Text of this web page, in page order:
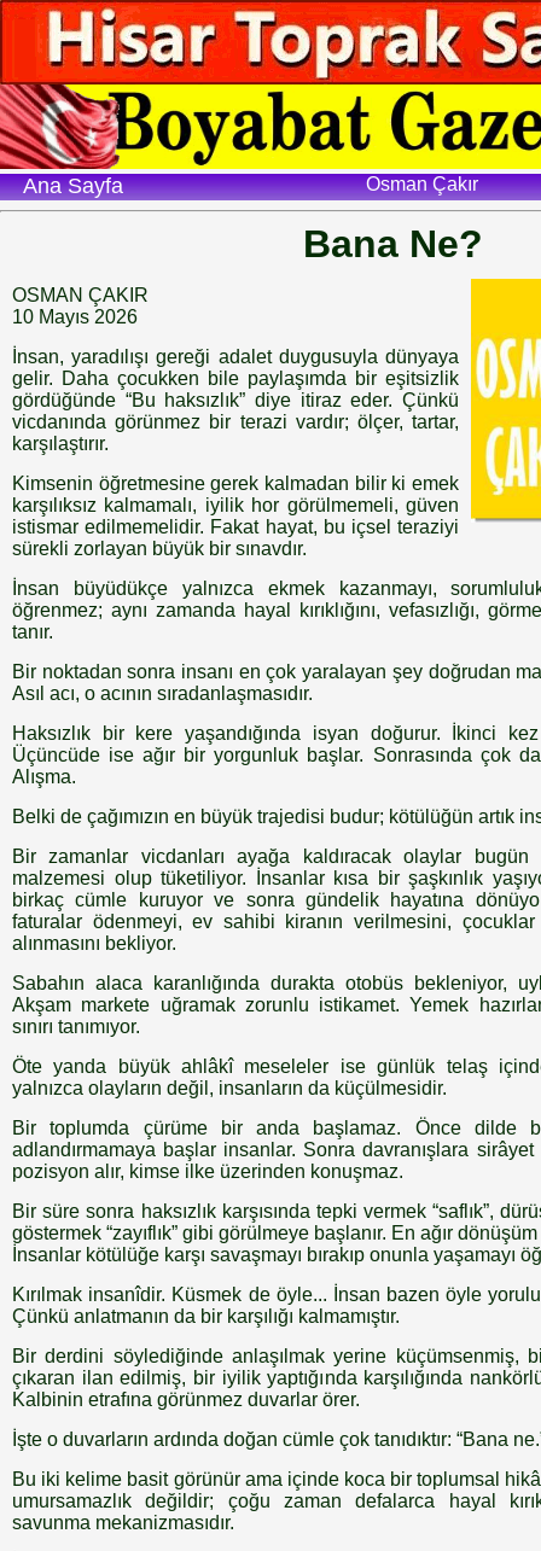
Osman Çakır
Ana Sayfa
Bana Ne?
OSMAN ÇAKIR
10 Mayıs 2026
İnsan, yaradılışı gereği adalet duygusuyla dünyaya
gelir. Daha çocukken bile paylaşımda bir eşitsizlik
gördüğünde “Bu haksızlık” diye itiraz eder. Çünkü
vicdanında görünmez bir terazi vardır; ölçer, tartar,
karşılaştırır.
Kimsenin öğretmesine gerek kalmadan bilir ki emek
karşılıksız kalmamalı, iyilik hor görülmemeli, güven
istismar edilmemelidir. Fakat hayat, bu içsel teraziyi
sürekli zorlayan büyük bir sınavdır.
İnsan büyüdükçe yalnızca ekmek kazanmayı,
öğrenmez; aynı zamanda hayal kırıklığını, vefasızlığı,
tanır.
Bir noktadan sonra insanı en çok yaralayan şey doğrudan
Asıl acı, o acının sıradanlaşmasıdır.
Haksızlık bir kere yaşandığında isyan doğurur. İkinci
Üçüncüde ise ağır bir yorgunluk başlar. Sonrasında çok
Alışma.
Belki de çağımızın en büyük trajedisi budur; kötülüğün artık
Bir zamanlar vicdanları ayağa kaldıracak olaylar bugün
malzemesi olup tüketiliyor. İnsanlar kısa bir şaşkınlık
birkaç cümle kuruyor ve sonra gündelik hayatına
faturalar ödenmeyi, ev sahibi kiranın verilmesini,
alınmasını bekliyor.
Sabahın alaca karanlığında durakta otobüs bekleniyor,
Akşam markete uğramak zorunlu istikamet. Yemek
sınırı tanımıyor.
Öte yanda büyük ahlâkî meseleler ise günlük telaş
yalnızca olayların değil, insanların da küçülmesidir.
Bir toplumda çürüme bir anda başlamaz. Önce dilde
adlandırmamaya başlar insanlar. Sonra davranışlara
pozisyon alır, kimse ilke üzerinden konuşmaz.
Bir süre sonra haksızlık karşısında tepki vermek “saflık”,
göstermek “zayıflık” gibi görülmeye başlanır. En ağır
İnsanlar kötülüğe karşı savaşmayı bırakıp onunla yaşamayı
Kırılmak insanîdir. Küsmek de öyle... İnsan bazen öyle
Çünkü anlatmanın da bir karşılığı kalmamıştır.
Bir derdini söylediğinde anlaşılmak yerine küçümsenmiş,
çıkaran ilan edilmiş, bir iyilik yaptığında karşılığında
Kalbinin etrafına görünmez duvarlar örer.
İşte o duvarların ardında doğan cümle çok tanıdıktır: “Bana
Bu iki kelime basit görünür ama içinde koca bir toplumsal
umursamazlık değildir; çoğu zaman defalarca hayal
savunma mekanizmasıdır.